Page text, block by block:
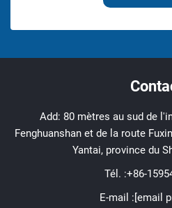
Add: 80 mètres au sud de
Fenghuanshan et de la route
Yantai, province du
Tél. :+86-
E-mail : [email